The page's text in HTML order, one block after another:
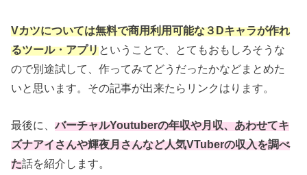
Vカツについては無料で商用利用可能な３Dキャラが作れ
るツール・アプリということで、とてもおもしろそうな
ので別途試して、作ってみてどうだったかなどまとめた
いと思います。その記事が出来たらリンクはります。
最後に、バーチャルYoutuberの年収や月収、あわせてキ
ズナアイさんや輝夜月さんなど人気VTuberの収入を調べ
た話を紹介します。